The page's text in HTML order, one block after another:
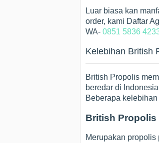
Luar biasa kan
order, kami Daftar
WA- 0851 5836
Kelebihan British
British Propolis
beredar di
Beberapa
British Propolis
Merupakan